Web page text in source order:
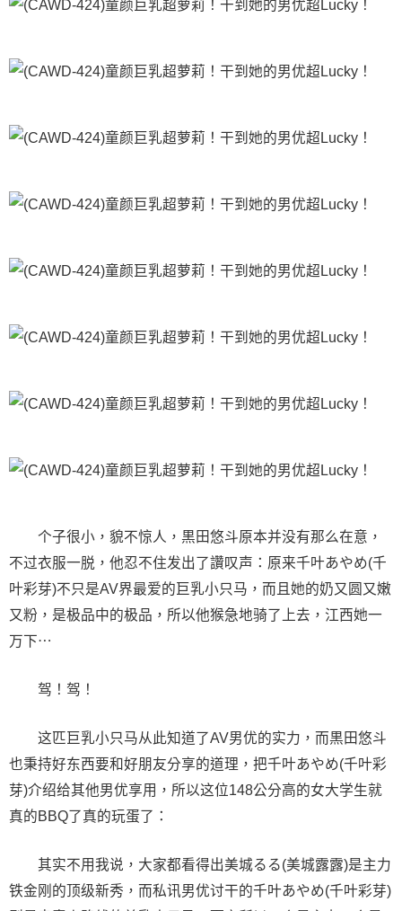
个子很小，貌不惊人，黒田悠斗原本并没有那么在意，
不过衣服一脱，他忍不住发出了讚叹声：原来千叶あやめ(千
叶彩芽)不只是AV界最爱的巨乳小只马，而且她的奶又圆又嫩
又粉，是极品中的极品，所以他猴急地骑了上去，江西她一
万下⋯
驾！驾！
这匹巨乳小只马从此知道了AV男优的实力，而黒田悠斗
也秉持好东西要和好朋友分享的道理，把千叶あやめ(千叶彩
芽)介绍给其他男优享用，所以这位148公分高的女大学生就
真的BBQ了真的玩蛋了：
其实不用我说，大家都看得出美城るる(美城露露)是主力
铁金刚的顶级新秀，而私讯男优讨干的千叶あやめ(千叶彩芽)